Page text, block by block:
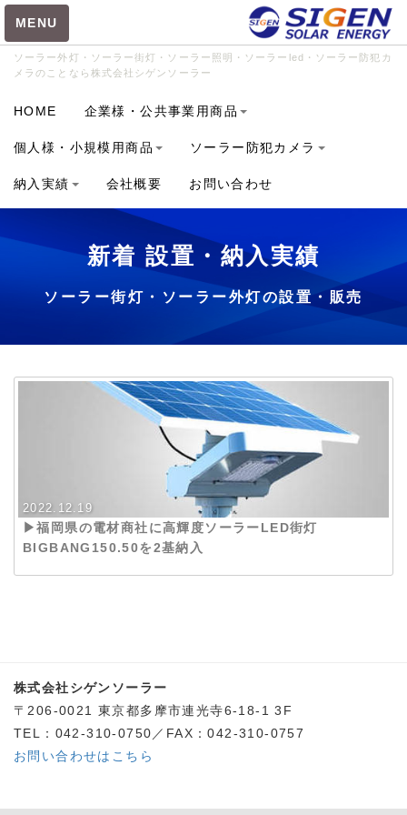
MENU
ソーラー外灯・ソーラー街灯・ソーラー照明・ソーラーled・ソーラー防犯カ
メラのことなら株式会社シゲンソーラー
HOME 企業様・公共事業用商品
個人様・小規模用商品 ソーラー防犯カメラ
納入実績 会社概要 お問い合わせ
新着 設置・納入実績
ソーラー街灯・ソーラー外灯の設置・販売
2022.12.19
▶︎福岡県の電材商社に高輝度ソーラーLED街灯
BIGBANG150.50を2基納入
株式会社シゲンソーラー
〒206-0021 東京都多摩市連光寺6-18-1 3F
TEL：042-310-0750／FAX：042-310-0757
お問い合わせはこちら
BCL-8040 (1)
BIGBANG150.50 (1)
CUBE-P (1)
GIANTLIGHT-W120 (4)
HOTARU-6515 (6)
HOTARU-8020 (14)
HYPERLIGHT-W40 (3)
HYPERLIGHT-W60 (4)
MACHITO-SHINE (4)
PEGASUS-150.50 (3)
SAILING-5015 (1)
SAILINGⅡ-6015 (22)
SBC-60200 (2)